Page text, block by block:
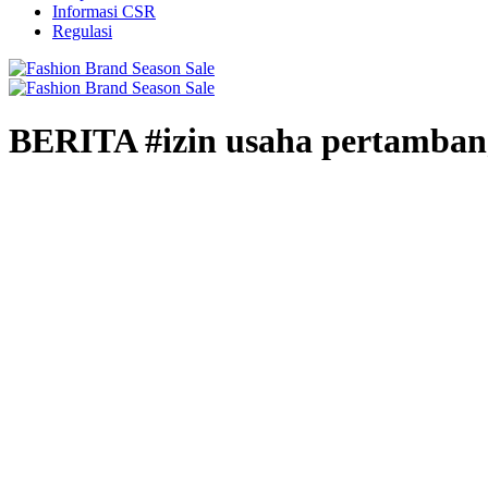
Informasi CSR
Regulasi
BERITA #izin usaha